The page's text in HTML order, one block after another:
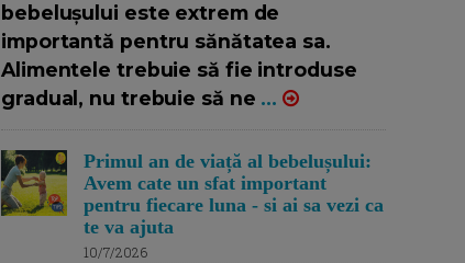
bebelușului este extrem de
importantă pentru sănătatea sa.
Alimentele trebuie să fie introduse
gradual, nu trebuie să ne ...
Primul an de viață al bebelușului:
Avem cate un sfat important
pentru fiecare luna - si ai sa vezi ca
te va ajuta
10/7/2026